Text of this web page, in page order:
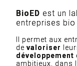
BioED est un
entreprises
Il permet aux
de valoriser
développement
ambitieux, dans